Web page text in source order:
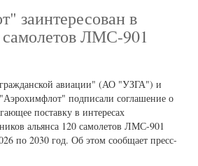
заинтересован в
самолетов ЛМС-901
авиации" (АО "УЗГА") и
подписали соглашение о
поставку в интересах
альянса 120 самолетов ЛМС-901
по 2030 год. Об этом сообщает пресс-